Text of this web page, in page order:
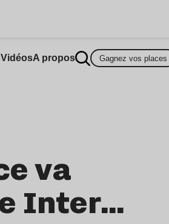
VidéosA propos Gagnez vos places
va
Inter…